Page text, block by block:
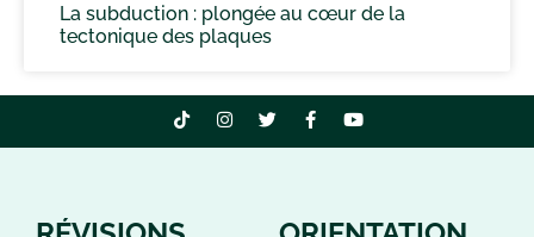
La subduction : plongée au cœur de la
tectonique des plaques